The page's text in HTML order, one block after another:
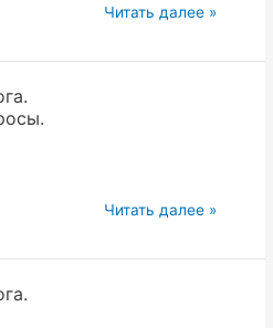
целей.
Кундалини
Йога
йога))
Читать далее »
Мантра
и
Читать далее »